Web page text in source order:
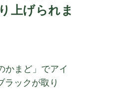
上げられま
かまど」でアイ
ラックが取り